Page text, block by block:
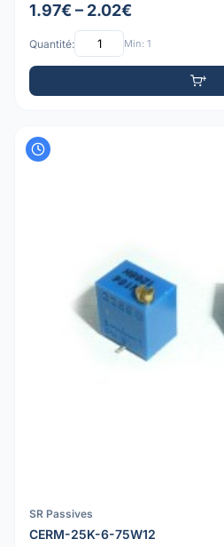
1.97€ – 2.02€
Quantité: Min: 1
SR Passives
CERM-25K-6-75W12